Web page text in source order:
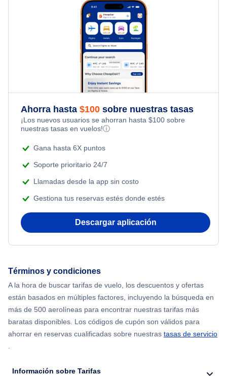
Ahorra hasta $100 sobre nuestras tasas
¡Los nuevos usuarios se ahorran hasta $100 sobre
nuestras tasas en vuelos!ⓘ
Gana hasta 6X puntos
Soporte prioritario 24/7
Llamadas desde la app sin costo
Gestiona tus reservas estés donde estés
Descargar aplicación
Términos y condiciones
A la hora de buscar tarifas de vuelo, los descuentos y ofertas
están basados en múltiples factores, incluyendo la búsqueda en
más de 500 aerolíneas para encontrar nuestras tarifas más
baratas disponibles. Los códigos de cupón son válidos para
ahorrar en reservas cualificadas sobre nuestras tasas de servicio
.
Información sobre Tarifas